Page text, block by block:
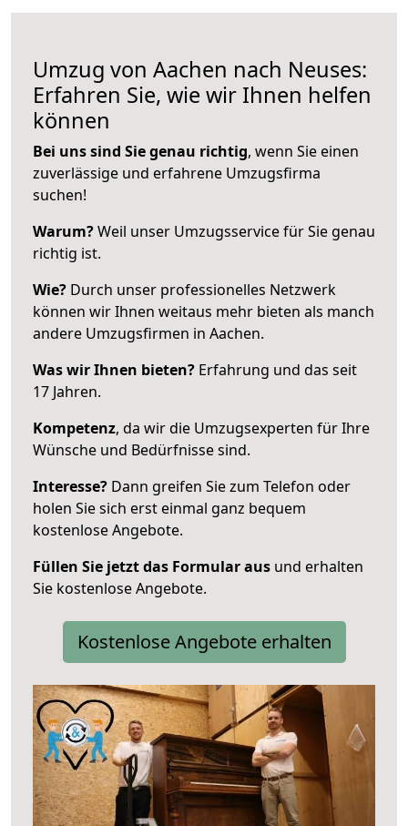
Umzug von Aachen nach Neuses:
Erfahren Sie, wie wir Ihnen helfen
können
Bei uns sind Sie genau richtig, wenn Sie einen
zuverlässige und erfahrene Umzugsfirma
suchen!
Warum?Weil unser Umzugsservice für Sie genau
richtig ist.
Wie? Durch unser professionelles Netzwerk
können wir Ihnen weitaus mehr bieten als manch
andere Umzugsfirmen in Aachen.
Was wir Ihnen bieten? Erfahrung und das seit
17 Jahren.
Kompetenz, da wir die Umzugsexperten für Ihre
Wünsche und Bedürfnisse sind.
Interesse? Dann greifen Sie zum Telefon oder
holen Sie sich erst einmal ganz bequem
kostenlose Angebote.
Füllen Sie jetzt das Formular aus und erhalten
Sie kostenlose Angebote.
Kostenlose Angebote erhalten